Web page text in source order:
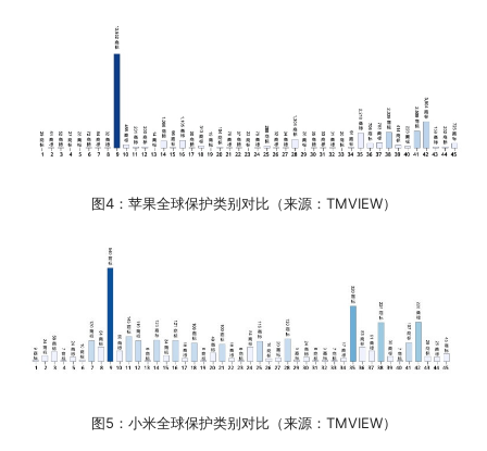
图4：苹果全球保护类别对比（来源：TMVIEW）
图5：小米全球保护类别对比（来源：TMVIEW）